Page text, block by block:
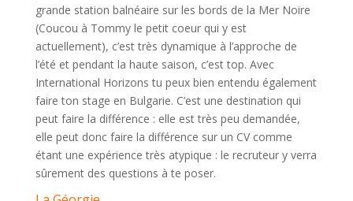
grande station balnéaire sur les bords de la Mer Noire
(Coucou à Tommy le petit coeur qui y est
actuellement), c’est très dynamique à l’approche de
l’été et pendant la haute saison, c’est top. Avec
International Horizons tu peux bien entendu également
faire ton stage en Bulgarie. C’est une destination qui
peut faire la différence : elle est très peu demandée,
elle peut donc faire la différence sur un CV comme
étant une expérience très atypique : le recruteur y verra
sûrement des questions à te poser.